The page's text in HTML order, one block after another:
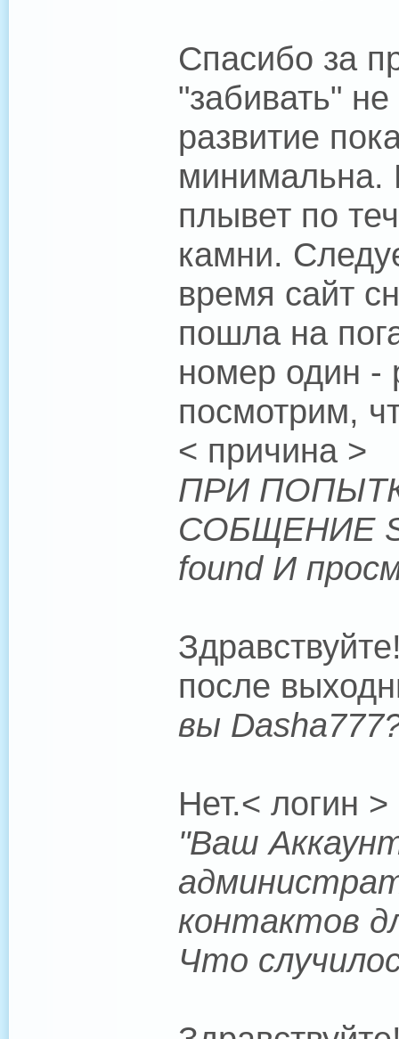
Спасибо за
"забивать"
развитие
минимальна.
плывет по
камни.
время сайт
пошла на
номер один -
посмотрим,
< причина >
ПРИ
СОБЩЕНИЕ
found И
после
вы
Нет.< логин >
"Ваш
контактов
Что